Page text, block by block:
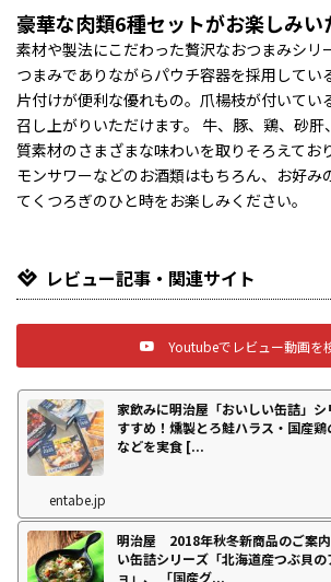
豪華な肉類6種セットがお楽しみい
素材や製法にこだわった贅沢なおつまみシリ
つまみでありながらパウチ容器を採用してい
片付けが便利な優れもの。爪楊枝が付いてい
召し上がりいただけます。 牛、豚、鶏、砂
質素材のさまざまな味わいを取りそろえてお
モンサワーなどのお酒類はもちろん、お好み
てくつろぎのひと時をお楽しみください。
レビュー記事・関連サイト
Youtubeでレビュー動画を
家飲みに明治屋「おいしい缶詰」シ
すすめ！燻製とろ鮭ハラス・国産鶏
などを実食 [...
entabe.jp
明治屋 2018年秋冬新商品のご案
い缶詰シリーズ「北海道産つぶ貝の
ョ」、 「国産グ...